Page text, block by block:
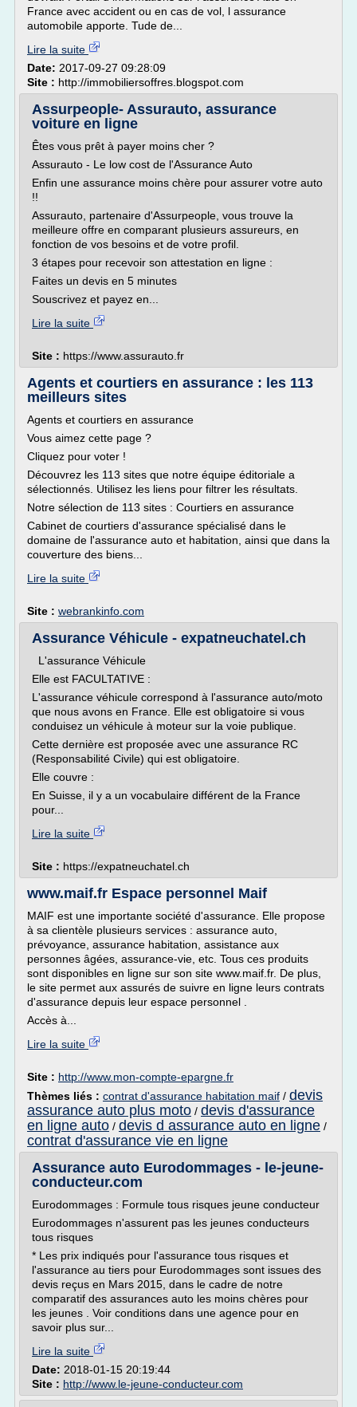
France avec accident ou en cas de vol, l assurance
automobile apporte. Tude de...
Lire la suite
Date: 2017-09-27 09:28:09
Site : http://immobiliersoffres.blogspot.com
Assurpeople- Assurauto, assurance
voiture en ligne
Êtes vous prêt à payer moins cher ?
Assurauto - Le low cost de l'Assurance Auto
Enfin une assurance moins chère pour assurer votre auto
!!
Assurauto, partenaire d'Assurpeople, vous trouve la
meilleure offre en comparant plusieurs assureurs, en
fonction de vos besoins et de votre profil.
3 étapes pour recevoir son attestation en ligne :
Faites un devis en 5 minutes
Souscrivez et payez en...
Lire la suite
Site : https://www.assurauto.fr
Agents et courtiers en assurance : les 113
meilleurs sites
Agents et courtiers en assurance
Vous aimez cette page ?
Cliquez pour voter !
Découvrez les 113 sites que notre équipe éditoriale a
sélectionnés. Utilisez les liens pour filtrer les résultats.
Notre sélection de 113 sites : Courtiers en assurance
Cabinet de courtiers d'assurance spécialisé dans le
domaine de l'assurance auto et habitation, ainsi que dans la
couverture des biens...
Lire la suite
Site : webrankinfo.com
Assurance Véhicule - expatneuchatel.ch
L'assurance Véhicule
Elle est FACULTATIVE :
L'assurance véhicule correspond à l'assurance auto/moto
que nous avons en France. Elle est obligatoire si vous
conduisez un véhicule à moteur sur la voie publique.
Cette dernière est proposée avec une assurance RC
(Responsabilité Civile) qui est obligatoire.
Elle couvre :
En Suisse, il y a un vocabulaire différent de la France
pour...
Lire la suite
Site : https://expatneuchatel.ch
www.maif.fr Espace personnel Maif
MAIF est une importante société d'assurance. Elle propose
à sa clientèle plusieurs services : assurance auto,
prévoyance, assurance habitation, assistance aux
personnes âgées, assurance-vie, etc. Tous ces produits
sont disponibles en ligne sur son site www.maif.fr. De plus,
le site permet aux assurés de suivre en ligne leurs contrats
d'assurance depuis leur espace personnel .
Accès à...
Lire la suite
Site : http://www.mon-compte-epargne.fr
Thèmes liés : contrat d'assurance habitation maif / devis
assurance auto plus moto / devis d'assurance
en ligne auto / devis d assurance auto en ligne /
contrat d'assurance vie en ligne
Assurance auto Eurodommages - le-jeune-
conducteur.com
Eurodommages : Formule tous risques jeune conducteur
Eurodommages n'assurent pas les jeunes conducteurs
tous risques
* Les prix indiqués pour l'assurance tous risques et
l'assurance au tiers pour Eurodommages sont issues des
devis reçus en Mars 2015, dans le cadre de notre
comparatif des assurances auto les moins chères pour
les jeunes . Voir conditions dans une agence pour en
savoir plus sur...
Lire la suite
Date: 2018-01-15 20:19:44
Site : http://www.le-jeune-conducteur.com